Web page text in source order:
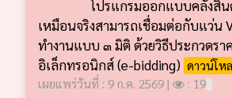
โปรแกรมออกแบบคลังสิน
เหมือนจริงสามารถเชื่อมต่อกับแว่น
ทำงานแบบ ๓ มิติ ด้วยวิธีประกวดรา
อิเล็กทรอนิกส์ (e-bidding) ดาวน์โห
เผยแพร่วันที่ : 9 ก.ค. 2569 |
: 19